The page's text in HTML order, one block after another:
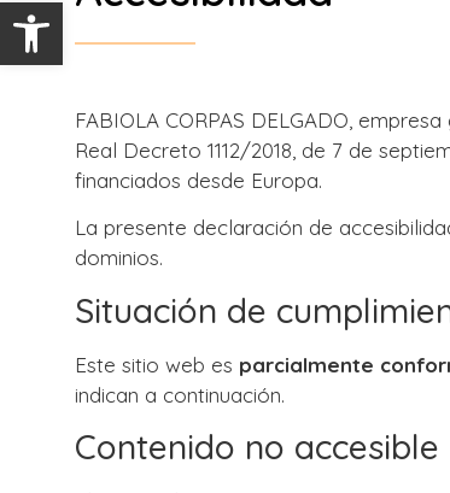
FABIOLA CORPAS DELGADO,
Real Decreto 1112/2018, de 7 de
financiados desde Europa.
La presente declaración de
dominios.
Situación de
Este sitio web es parcialmente
indican a continuación.
Contenido no accesible
Abrir barra de herramientas